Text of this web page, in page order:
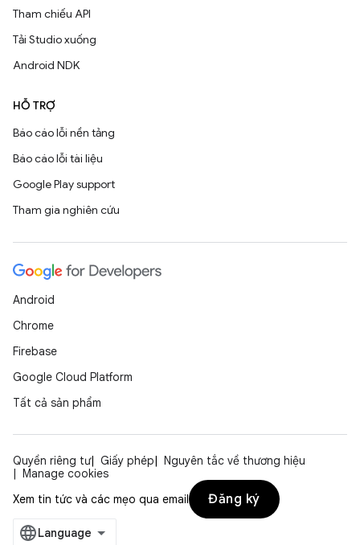
Tham chiếu API
Tải Studio xuống
Android NDK
HỖ TRỢ
Báo cáo lỗi nền tảng
Báo cáo lỗi tài liệu
Google Play support
Tham gia nghiên cứu
Android
Chrome
Firebase
Google Cloud Platform
Tất cả sản phẩm
Quyền riêng tư Giấy phép
Nguyên tắc về thương hiệu
Manage cookies
Xem tin tức và các mẹo qua email
Đăng ký